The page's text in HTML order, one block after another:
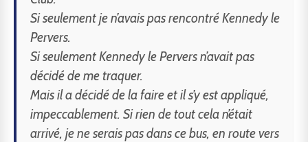
Si seulement je n’avais pas rencontré Kennedy le
Pervers.
Si seulement Kennedy le Pervers n’avait pas
décidé de me traquer.
Mais il a décidé de la faire et il s’y est appliqué,
impeccablement. Si rien de tout cela n’était
arrivé, je ne serais pas dans ce bus, en route vers